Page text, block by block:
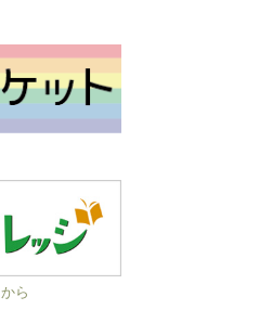
ら